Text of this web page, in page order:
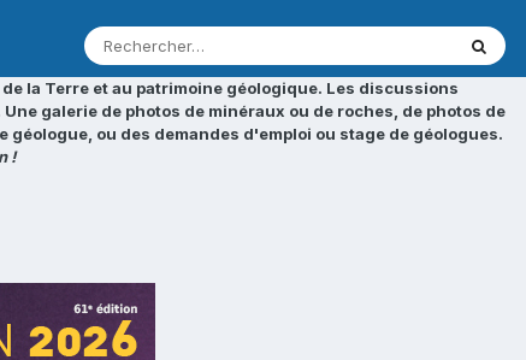
la Terre et au patrimoine géologique. Les discussions
galerie de photos de minéraux ou de roches, de photos de
ou des demandes d'emploi ou stage de géologues.
!